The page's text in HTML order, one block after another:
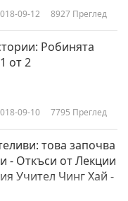
09-12 8927 Преглед
Робинята
от 2
09-10 7795 Преглед
това започва
- Откъси от Лекции
Учител Чинг Хай -